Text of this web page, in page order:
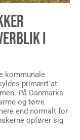
I
kommunale
primært at
På Danmarks
og tørre
end normalt for
opfører sig